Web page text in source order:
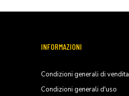
INFORMAZIONI
Condizioni generali di vendita
Condizioni generali d'uso